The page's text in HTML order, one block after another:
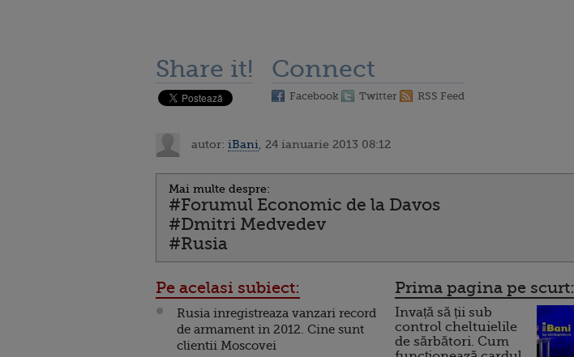
Share it! Connect
Facebook Twitter RSS Feed
autor: iBani , 24 ianuarie 2013 08:12
Mai multe despre:
#Forumul Economic de la Davos
#Dmitri Medvedev
#Rusia
Pe acelasi subiect:
Rusia inregistreaza vanzari record
de armament in 2012. Cine sunt
clientii Moscovei
Prima pagina pe scurt:
Invață să ții sub
control cheltuielile
de sărbători. Cum